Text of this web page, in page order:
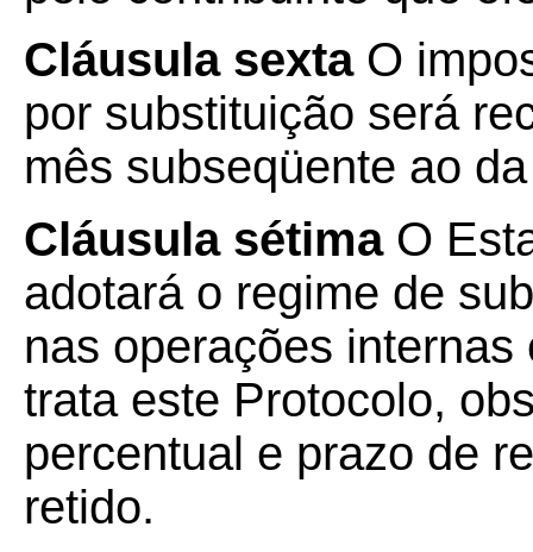
Cláusula sexta O
por substituição será
mês subseqüente ao
Cláusula sétimaO
adotará o regime de
nas operações
trata este Protocolo,
percentual e prazo de
retido.